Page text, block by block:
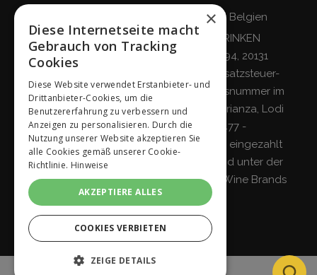
Frankreich | Belgien
VERANTWORTUNGSBEWUSST TRINKEN
Giordano Vini S.p.A.
Viale Abruzzi 94, 20131
Mailand – Italien - Steuernummer, Umsatzsteuer-
Identifikationsnummer und Eintragungsnummer im
Handelsregister von Mailand, Monza-Brianza, Lodi
04642870960 - R.E.A. MI-2564477 -
Gesellschaftskapital 500.000 Euro voll eingezahlt
Gesellschaft mit einzigem Teilhaber und unter der
Leitung und Koordinierung vonItalian Wine Brands
S.p.A.
×
Diese Internetseite macht
Gebrauch von Tracking
Cookies
Diese Website verwendet Erstanbieter- und
Drittanbieter-Cookies, um die
Benutzererfahrung zu verbessern und
Anzeigen zu personalisieren. Durch die
Nutzung unserer Website akzeptieren Sie
alle Cookies gemäß unserer Cookie-
Richtlinie. Hinweise
AKZEPTIERE ALLES
COOKIES VERBIETEN
ZEIGE DETAILS